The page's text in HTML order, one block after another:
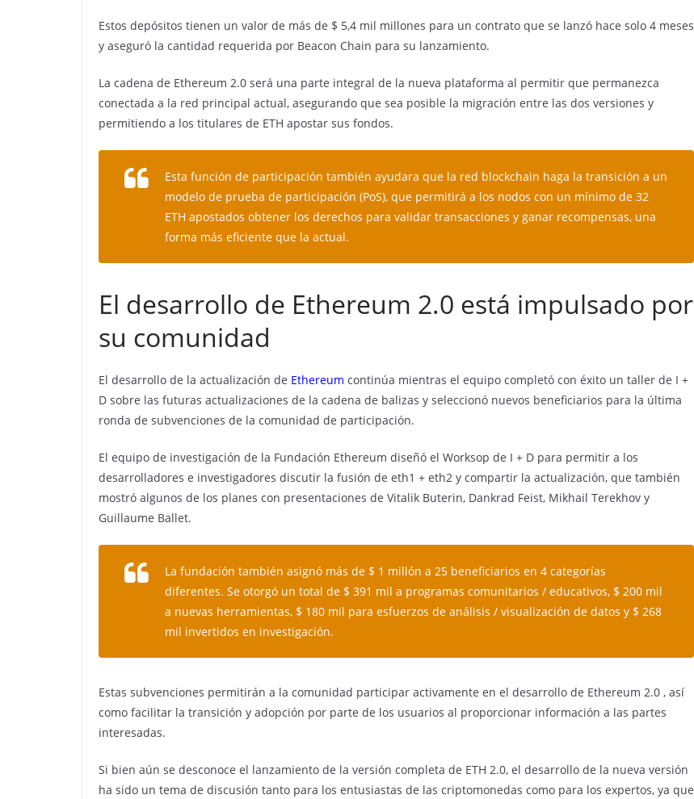
Estos depósitos tienen un valor de más de $ 5,4 mil millones para un contrato que se lanzó hace solo 4 meses
y aseguró la cantidad requerida por Beacon Chain para su lanzamiento.
La cadena de Ethereum 2.0 será una parte integral de la nueva plataforma al permitir que permanezca
conectada a la red principal actual, asegurando que sea posible la migración entre las dos versiones y
permitiendo a los titulares de ETH apostar sus fondos.
Esta función de participación también ayudara que la red blockchain haga la transición a un
modelo de prueba de participación (PoS), que permitirá a los nodos con un mínimo de 32
ETH apostados obtener los derechos para validar transacciones y ganar recompensas, una
forma más eficiente que la actual.
El desarrollo de Ethereum 2.0 está impulsado por
su comunidad
El desarrollo de la actualización de Ethereum continúa mientras el equipo completó con éxito un taller de I +
D sobre las futuras actualizaciones de la cadena de balizas y seleccionó nuevos beneficiarios para la última
ronda de subvenciones de la comunidad de participación.
El equipo de investigación de la Fundación Ethereum diseñó el Worksop de I + D para permitir a los
desarrolladores e investigadores discutir la fusión de eth1 + eth2 y compartir la actualización, que también
mostró algunos de los planes con presentaciones de Vitalik Buterin, Dankrad Feist, Mikhail Terekhov y
Guillaume Ballet.
La fundación también asignó más de $ 1 millón a 25 beneficiarios en 4 categorías
diferentes. Se otorgó un total de $ 391 mil a programas comunitarios / educativos, $ 200 mil
a nuevas herramientas, $ 180 mil para esfuerzos de análisis / visualización de datos y $ 268
mil invertidos en investigación.
Estas subvenciones permitirán a la comunidad participar activamente en el desarrollo de Ethereum 2.0 , así
como facilitar la transición y adopción por parte de los usuarios al proporcionar información a las partes
interesadas.
Si bien aún se desconoce el lanzamiento de la versión completa de ETH 2.0, el desarrollo de la nueva versión
ha sido un tema de discusión tanto para los entusiastas de las criptomonedas como para los expertos, ya que